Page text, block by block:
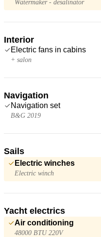
Watermaker - desalinator
Interior
Electric fans in cabins
+ salon
Navigation
Navigation set
B&G 2019
Sails
Electric winches
Electric winch
Yacht electrics
Air conditioning
48000 BTU 220V